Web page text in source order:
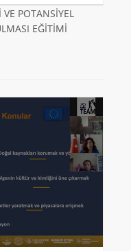
POTANSİYEL
EĞİTİMİ